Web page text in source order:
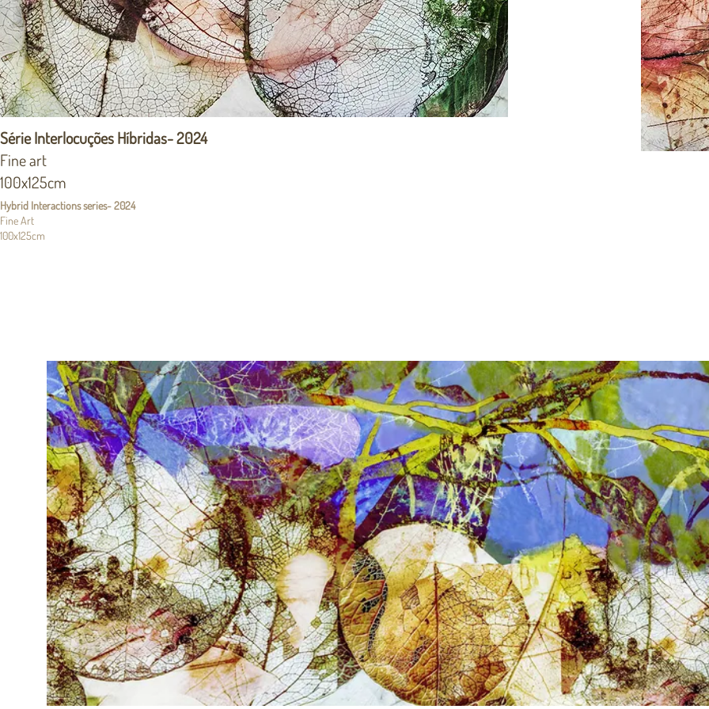
Série Interlocuções Híbridas- 2024
Fine art
100x125cm
Hybrid Interactions series- 2024
Fine Art
100x125cm